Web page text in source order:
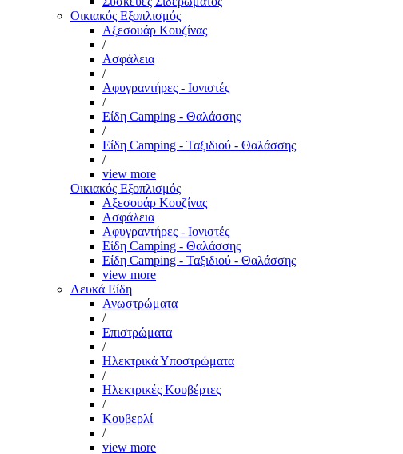
Οικιακός Εξοπλισμός
Αξεσουάρ Κουζίνας
/
Ασφάλεια
/
Αφυγραντήρες - Ιονιστές
/
Είδη Camping - Θαλάσσης
/
Είδη Camping - Ταξιδιού - Θαλάσσης
/
view more
Οικιακός Εξοπλισμός
Αξεσουάρ Κουζίνας
Ασφάλεια
Αφυγραντήρες - Ιονιστές
Είδη Camping - Θαλάσσης
Είδη Camping - Ταξιδιού - Θαλάσσης
view more
Λευκά Είδη
Ανωστρώματα
/
Επιστρώματα
/
Ηλεκτρικά Υποστρώματα
/
Ηλεκτρικές Κουβέρτες
/
Κουβερλί
/
view more